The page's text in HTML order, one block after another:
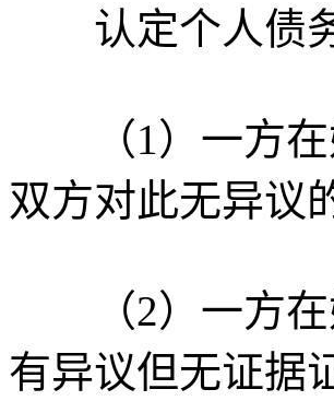
认定个人债务
（1）一方
双方对此无异议
（2）一方在
有异议但无证据